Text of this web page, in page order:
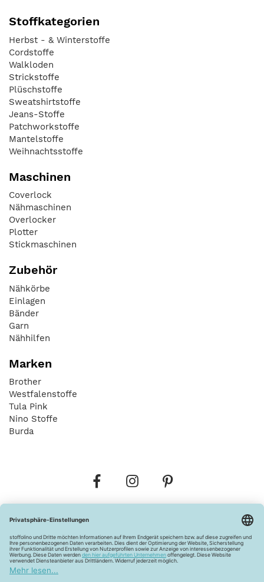
Stoffkategorien
Herbst - & Winterstoffe
Cordstoffe
Walkloden
Strickstoffe
Plüschstoffe
Sweatshirtstoffe
Jeans-Stoffe
Patchworkstoffe
Mantelstoffe
Weihnachtsstoffe
Maschinen
Coverlock
Nähmaschinen
Overlocker
Plotter
Stickmaschinen
Zubehör
Nähkörbe
Einlagen
Bänder
Garn
Nähhilfen
Marken
Brother
Westfalenstoffe
Tula Pink
Nino Stoffe
Burda
Widerrufsbelehrung Vertrag widerrufen
Barrierefreiheitserklärung